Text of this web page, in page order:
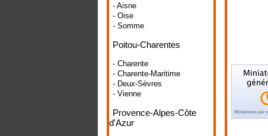
- Aisne
- Oise
- Somme
Poitou-Charentes
- Charente
- Charente-Maritime
- Deux-Sèvres
- Vienne
Provence-Alpes-Côte
d'Azur